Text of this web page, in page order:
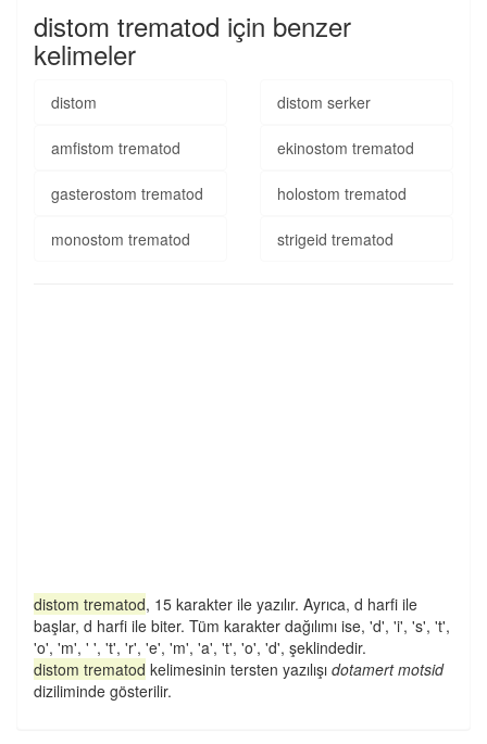
distom trematod için benzer
kelimeler
distom distom serker
amfistom trematod ekinostom trematod
gasterostom trematod holostom trematod
monostom trematod strigeid trematod
distom trematod, 15 karakter ile yazılır. Ayrıca, d harfi ile
başlar, d harfi ile biter. Tüm karakter dağılımı ise, 'd', 'i', 's', 't',
'o', 'm', ' ', 't', 'r', 'e', 'm', 'a', 't', 'o', 'd', şeklindedir.
distom trematod kelimesinin tersten yazılışı dotamert motsid
diziliminde gösterilir.